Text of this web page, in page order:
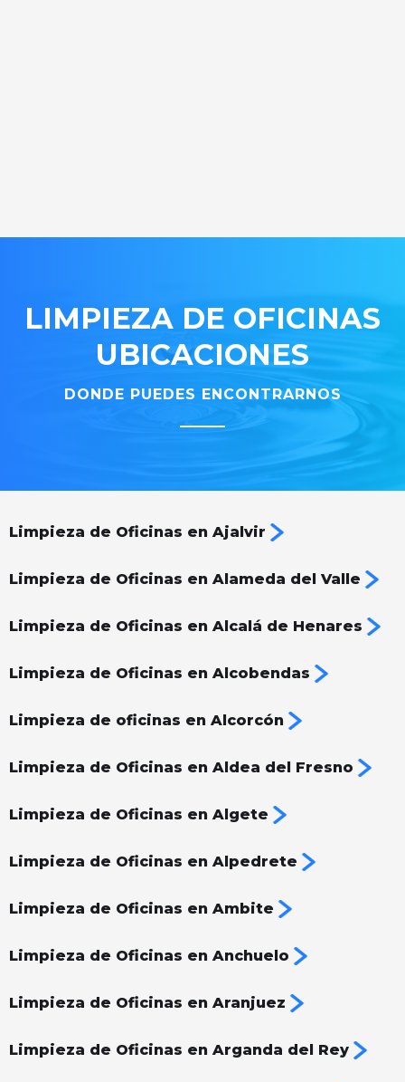
LIMPIEZA DE OFICINAS
UBICACIONES
DONDE PUEDES ENCONTRARNOS
Limpieza de Oficinas en Ajalvir
Limpieza de Oficinas en Alameda del Valle
Limpieza de Oficinas en Alcalá de Henares
Limpieza de Oficinas en Alcobendas
Limpieza de oficinas en Alcorcón
Limpieza de Oficinas en Aldea del Fresno
Limpieza de Oficinas en Algete
Limpieza de Oficinas en Alpedrete
Limpieza de Oficinas en Ambite
Limpieza de Oficinas en Anchuelo
Limpieza de Oficinas en Aranjuez
Limpieza de Oficinas en Arganda del Rey